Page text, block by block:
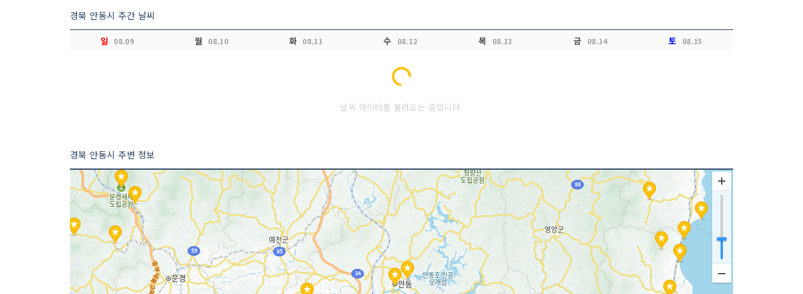
경북 안동시 주간 날씨
일 08.09 월 08.10 화 08.11 수 08.12 목 08.13 금 08.14 토 08.15
Loading...
날씨 데이터를 불러오는 중입니다.
경북 안동시 주변 정보